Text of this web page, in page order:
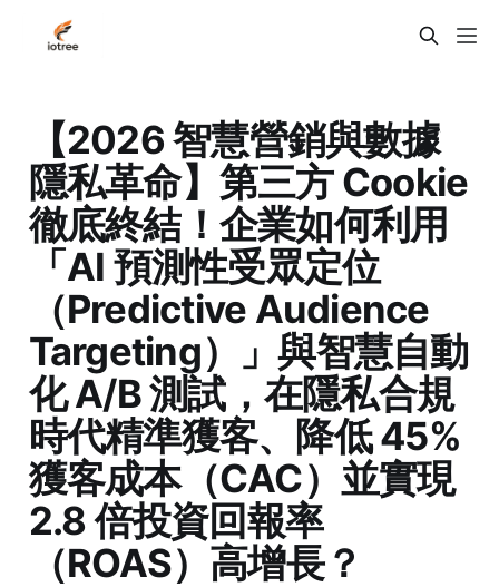
【2026 智慧營銷與數據
隱私革命】第三方 Cookie
徹底終結！企業如何利用
「AI 預測性受眾定位
（Predictive Audience
Targeting）」與智慧自動
化 A/B 測試，在隱私合規
時代精準獲客、降低 45%
獲客成本（CAC）並實現
2.8 倍投資回報率
（ROAS）高增長？